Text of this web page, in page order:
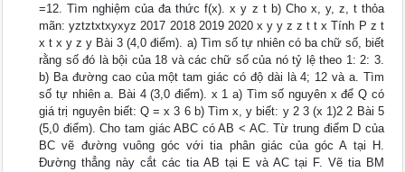
=12. Tìm nghiệm của đa thức f(x). x y z t b) Cho x, y, z, t thỏa
mãn: yztztxtxyxyz 2017 2018 2019 2020 x y y z z t t x Tính P z t
x t x y z y Bài 3 (4,0 điểm). a) Tìm số tự nhiên có ba chữ số, biết
rằng số đó là bội của 18 và các chữ số của nó tỷ lệ theo 1: 2: 3.
b) Ba đường cao của một tam giác có độ dài là 4; 12 và a. Tìm
số tự nhiên a. Bài 4 (3,0 điểm). x 1 a) Tìm số nguyên x để Q có
giá trị nguyên biết: Q = x 3 6 b) Tìm x, y biết: y 2 3 (x 1)2 2 Bài 5
(5,0 điểm). Cho tam giác ABC có AB < AC. Từ trung điểm D của
BC vẽ đường vuông góc với tia phân giác của góc A tại H.
Đường thẳng này cắt các tia AB tại E và AC tại F. Vẽ tia BM